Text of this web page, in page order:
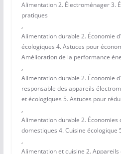
Alimentation 2. Électroménager 3.
pratiques
,
Alimentation durable 2. Économie
écologiques 4. Astuces pour
Amélioration de la performance
,
Alimentation durable 2. Économie
responsable des appareils
et écologiques 5. Astuces pour
,
Alimentation durable 2. Économies
domestiques 4. Cuisine écologique
,
Alimentation et cuisine 2.